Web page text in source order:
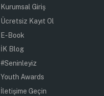
Kurumsal Giriş
Ücretsiz Kayıt Ol
E-Book
İK Blog
#Seninleyiz
Youth Awards
İletişime Geçin